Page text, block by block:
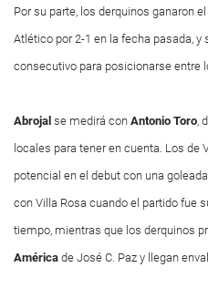
Por su parte, los derquinos ganaron
Atlético por 2-1 en la fecha pasada,
consecutivo para posicionarse entre
Abrojal se medirá con Antonio Toro,
locales para tener en cuenta. Los de
potencial en el debut con una
con Villa Rosa cuando el partido fue
tiempo, mientras que los derquinos
América de José C. Paz y llegan